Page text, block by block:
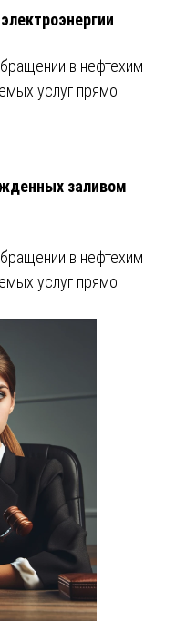
в нефтехим
услуг прямо
заливом
в нефтехим
услуг прямо